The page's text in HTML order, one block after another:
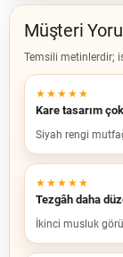
Müşteri
Temsili metinlerdir;
★★★★★
Kare tasarım
Siyah rengi
★★★★★
Tezgâh daha
İkinci musluk